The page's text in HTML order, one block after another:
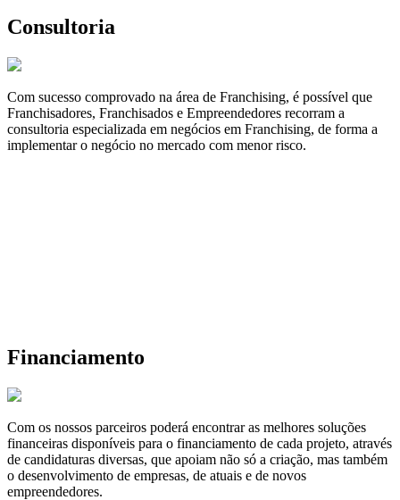
Consultoria
Com sucesso comprovado na área de Franchising, é possível que
Franchisadores, Franchisados e Empreendedores recorram a
consultoria especializada em negócios em Franchising, de forma a
implementar o negócio no mercado com menor risco.
Financiamento
Com os nossos parceiros poderá encontrar as melhores soluções
financeiras disponíveis para o financiamento de cada projeto, através
de candidaturas diversas, que apoiam não só a criação, mas também
o desenvolvimento de empresas, de atuais e de novos
empreendedores.